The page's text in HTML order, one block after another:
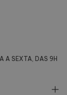
A SEXTA, DAS 9H